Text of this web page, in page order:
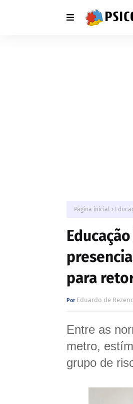
Página inicial
para
Eduardo de
Entre as
metro,
grupo de